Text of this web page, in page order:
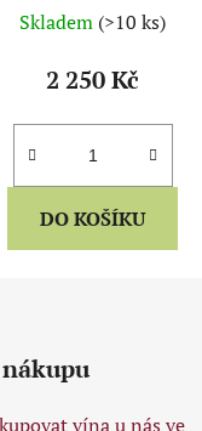
Skladem (>10 ks)
2 250 Kč
DO KOŠÍKU
vína u nás ve